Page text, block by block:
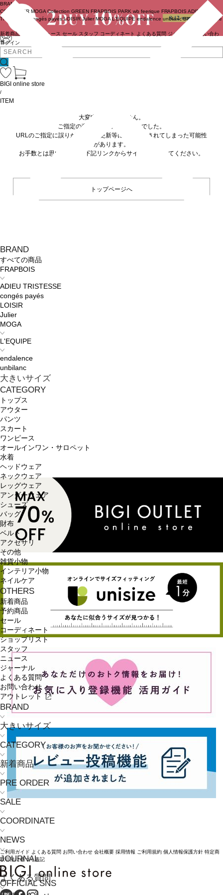
ログイン
BRAND
COUTURIER MOGA Collection GREEN FRAPBOIS PARK wb feerique FRAPBOIS ADIEU
TRISTESSE
congés payés LOISIR Julier MOGA L'EQUIPE endalence unbilanc BIGI online store
新着商品 ニュース セール スタッフ コーディネート よくある質問 ジャーナル
お問い合わ
せ
BRAND
すべての商品
FRAPBOIS
ADIEU TRISTESSE
congés payés
LOISIR
Julier
MOGA
L'EQUIPE
endalence
unbilanc
大きいサイズ
CATEGORY
トップス
アウター
パンツ
スカート
ワンピース
オールインワン・サロペット
水着
ヘッドウェア
ネックウェア
レッグウェア
アンダーウェア
シューズ
バッグ
財布
ベルト
アクセサリ
その他
雑貨小物
インテリア小物
ネイルケア
OTHERS
新着商品
予約商品
セール
コーディネート
ショップリスト
スタッフ
ニュース
ジャーナル
よくある質問
お問い合わせ
アウトレット
BRAND
大きいサイズ
CATEGORY
新着商品
PRE ORDER
SALE
COORDINATE
NEWS
JOURNAL
よくある質問
BIGI online store
/
ITEM
大変申し訳ありません。
ご指定の商品が見つかりませんでした。
URLのご指定に誤りがあるか、更新等に伴い削除されてしまった可能性
があります。
お手数とは思いますが、下記リンクからサイトへ移動してください。
トップページへ
ご利用ガイド よくある質問 お問い合わせ 会社概要 採用情報 ご利用規約 個人情報保護方針 特定商
取引法に基づく表記
OFFICIAL SNS